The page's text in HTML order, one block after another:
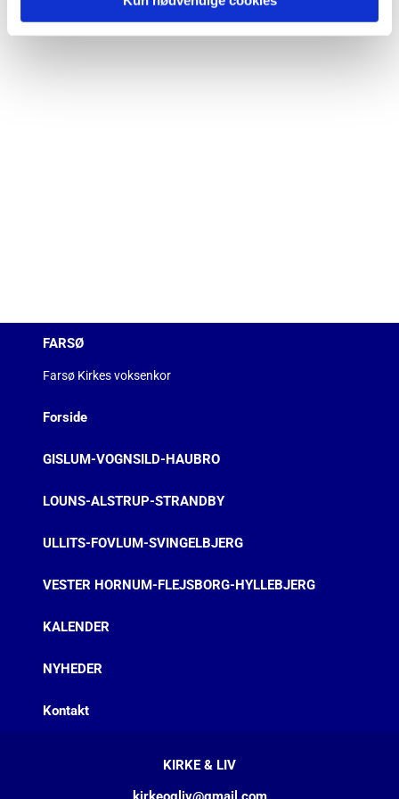
FARSØ
Farsø Kirkes voksenkor
Forside
GISLUM-VOGNSILD-HAUBRO
LOUNS-ALSTRUP-STRANDBY
ULLITS-FOVLUM-SVINGELBJERG
VESTER HORNUM-FLEJSBORG-HYLLEBJERG
KALENDER
NYHEDER
Kontakt
KIRKE & LIV